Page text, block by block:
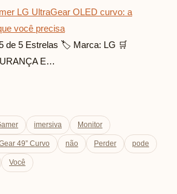
LG UltraGear OLED curvo: a
você precisa
de 5 Estrelas 🏷️ Marca: LG 🛒
E…
imersiva Monitor
49” Curvo não Perder pode
Você